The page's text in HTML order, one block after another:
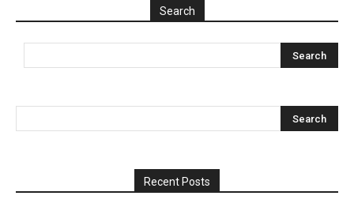
Search
Recent Posts